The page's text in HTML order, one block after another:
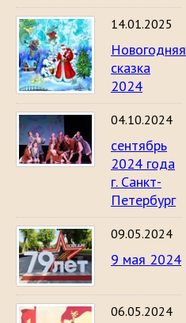
14.01.2025
Новогодняя
сказка
2024
04.10.2024
сентябрь
2024 года
г. Санкт-
Петербург
09.05.2024
9 мая 2024
06.05.2024